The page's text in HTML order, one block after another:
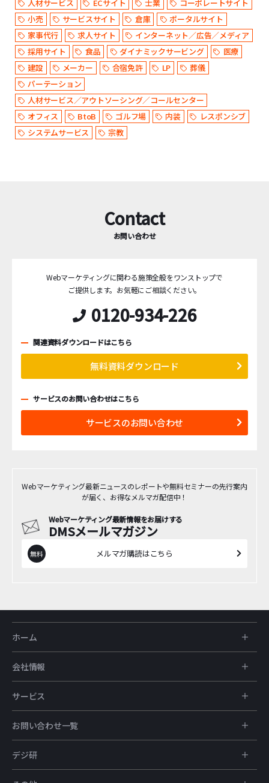
人材サービス
ECサイト 士業
コーポレートサイト
小売
サービスサイト 倉庫
ポータルサイト
家事代行
求人サイト
インターネット／広告／メディア
採用サイト
食品 ダイナミックサービング
医療
建設
メーカー 合宿免許 LP
葬儀
パーテーション
人材サービス／アウトソーシング／コールセンター
オフィス
BtoB ゴルフ場 内装
レスポンシブ
システムサービス
宗教
Contact
お問い合わせ
Webマーケティングに関わる施策全般をワンストップで
ご提供します。 お気軽にご相談ください。
0120-934-226
関連資料ダウンロードはこちら
無料資料ダウンロード
サービスのお問い合わせはこちら
サービスのお問い合わせ
Webマーケティング最新ニュースのレポートや無料セミナーの先行案内
が届く、お得なメルマガ配信中！
Webマーケティング最新情報をお届けする
DMSメールマガジン
メルマガ購読はこちら
ホーム
会社情報
サービス
お問い合わせ一覧
デジ研